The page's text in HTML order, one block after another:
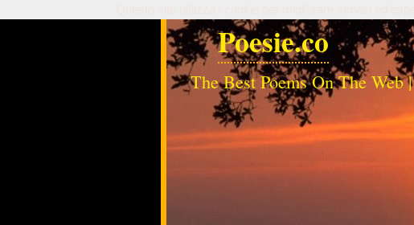
Poesie.co
The Best Poems On The Web |